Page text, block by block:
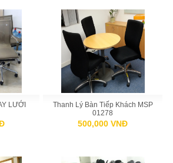
LƯỚI
Thanh Lý Bàn Tiếp Khách MSP
01278
500,000 VNĐ